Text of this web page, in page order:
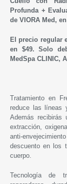
Profunda +
de VIORA Med,
El precio regular
en $49. Solo
MedSpa CLINIC,
Tratamiento en
reduce las líneas
Además recibirás
extracción,
anti-
descuento en los
cuerpo.
Tecnología de